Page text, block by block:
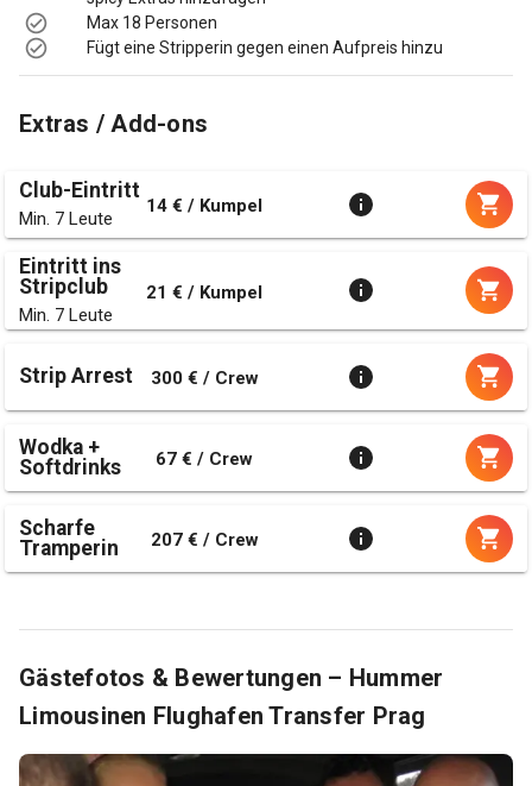
Max 18 Personen
Fügt eine Stripperin gegen einen Aufpreis hinzu
Extras / Add-ons
Club-Eintritt
Min. 7 Leute
14 € / Kumpel
Eintritt ins
Stripclub
Min. 7 Leute
21 € / Kumpel
Strip Arrest 300 € / Crew
Wodka +
Softdrinks
67 € / Crew
Scharfe
Tramperin
207 € / Crew
Gästefotos & Bewertungen – Hummer
Limousinen Flughafen Transfer Prag